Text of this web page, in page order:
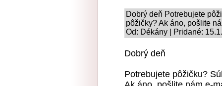
Dobrý deň Potrebujete
pôžičky? Ak áno, pošlite
Od: Dékány | Pridané:
Dobrý deň
Potrebujete pôžičku?